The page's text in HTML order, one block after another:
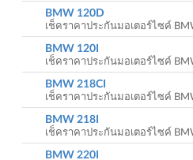
BMW 120D
เช็คราคาประกันมอเตอร์ไซค์
BMW 120I
เช็คราคาประกันมอเตอร์ไซค์
BMW 218CI
เช็คราคาประกันมอเตอร์ไซค์
BMW 218I
เช็คราคาประกันมอเตอร์ไซค์
BMW 220I